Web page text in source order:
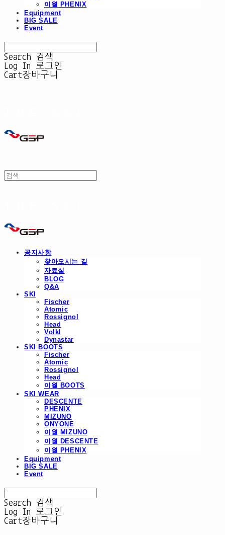
이월 PHENIX
Equipment
BIG SALE
Event
Search
검색
Log In
로그인
Cart장바구니
공지사항
찾아오시는 길
자료실
BLOG
Q&A
SKI
Fischer
Atomic
Rossignol
Head
Volkl
Dynastar
SKI BOOTS
Fischer
Atomic
Rossignol
Head
이월 BOOTS
SKI WEAR
DESCENTE
PHENIX
MIZUNO
ONYONE
이월 MIZUNO
이월 DESCENTE
이월 PHENIX
Equipment
BIG SALE
Event
Search
검색
Log In
로그인
Cart장바구니